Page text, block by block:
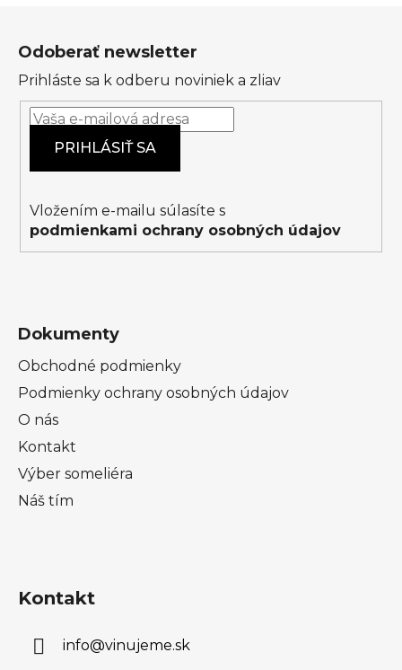
Odoberať newsletter
Prihláste sa k odberu noviniek a zliav
PRIHLÁSIŤ SA
Vložením e-mailu súlasíte s
podmienkami ochrany osobných údajov
Dokumenty
Obchodné podmienky
Podmienky ochrany osobných údajov
O nás
Kontakt
Výber someliéra
Náš tím
Kontakt
info@vinujeme.sk